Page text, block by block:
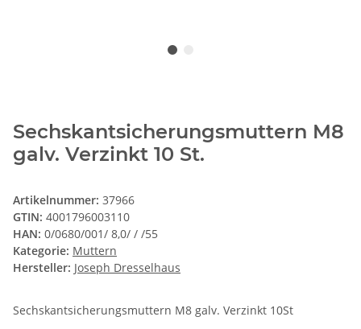
Sechskantsicherungsmuttern M8
galv. Verzinkt 10 St.
Artikelnummer: 37966
GTIN: 4001796003110
HAN: 0/0680/001/ 8,0/ / /55
Kategorie: Muttern
Hersteller: Joseph Dresselhaus
Sechskantsicherungsmuttern M8 galv. Verzinkt 10St